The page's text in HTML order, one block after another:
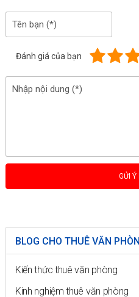
Đánh giá của bạn
BLOG CHO THUÊ VĂN
Kiến thức thuê văn phòng
Kinh nghiệm thuê văn phòng